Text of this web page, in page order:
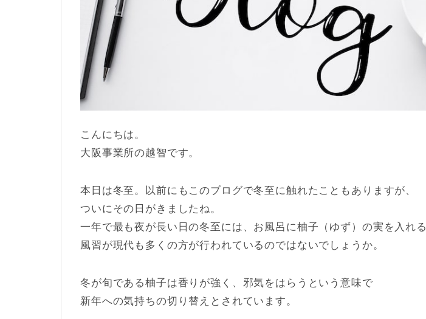
こんにちは。
大阪事業所の越智です。
本日は冬至。以前にもこのブログで冬至に触れたこともありますが、
ついにその日がきましたね。
一年で最も夜が長い日の冬至には、お風呂に柚子（ゆず）の実を入れる
風習が現代も多くの方が行われているのではないでしょうか。
冬が旬である柚子は香りが強く、邪気をはらうという意味で
新年への気持ちの切り替えとされています。